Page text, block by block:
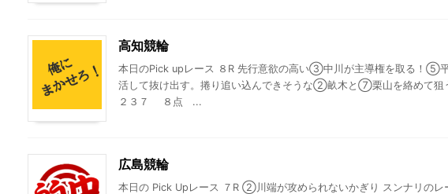
高知競輪
本日のPick upレース ８R 先行意欲の高い③中川が主導権を取る！⑤
活して抜け出す。捲り追い込んできそうな②畝木と⑦栗山を絡めて
２３７ ８点 ...
広島競輪
本日の Pick Upレース ７R ②川端が攻められないかぎり スンナリの